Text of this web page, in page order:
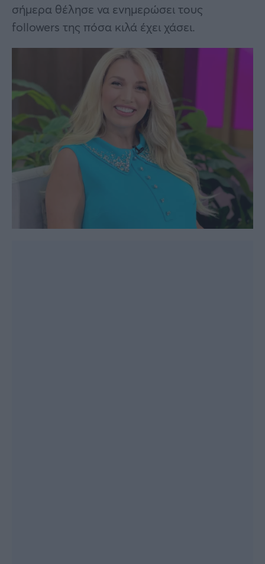
σήμερα θέλησε να ενημερώσει τους
followers της πόσα κιλά έχει χάσει.